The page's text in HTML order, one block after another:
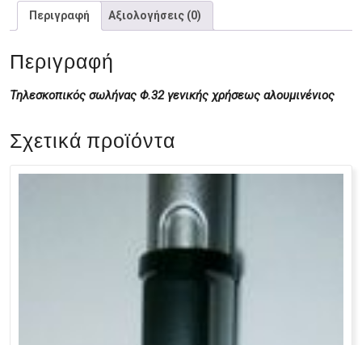
Περιγραφή Αξιολογήσεις (0)
Περιγραφή
Τηλεσκοπικός σωλήνας Φ.32 γενικής χρήσεως αλουμινένιος
Σχετικά προϊόντα